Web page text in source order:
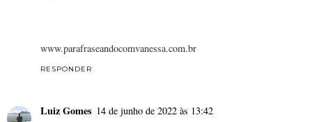
www.parafraseandocomvanessa.com.br
RESPONDER
Luiz Gomes 14 de junho de 2022 às 13:42